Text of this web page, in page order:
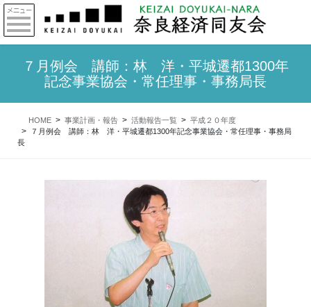
７月例会 講師：林 洋・平城遷都1300年
記念事業協会・常任理事・事務局長
HOME 事業計画・報告 活動報告一覧
平成２０年度
７月例会 講師：林 洋・平城遷都1300年記念事業協会・常任理事・事務局
長